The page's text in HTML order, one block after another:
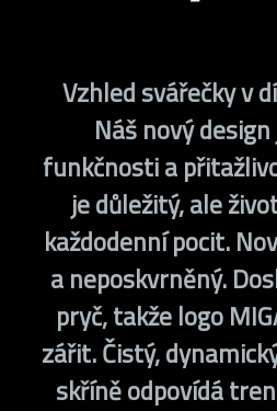
Vzhled svářečky v
Náš nový
funkčnosti a
je důležitý, ale
každodenní pocit.
a neposkvrněný.
pryč, takže logo
zářit. Čistý,
skříně odpovídá